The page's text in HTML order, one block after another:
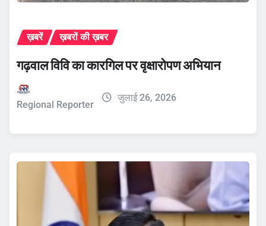
ख़बरें ख़बरों की ख़बर
गढ़वाल विवि का कारगिल पर वृक्षारोपण अभियान
Regional Reporter
जुलाई 26, 2026